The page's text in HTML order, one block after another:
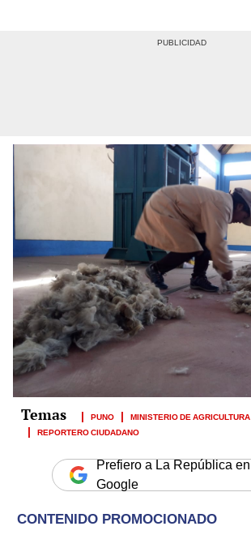
PUNO MINISTERIO DE AGRICULTURA
REPORTERO CIUDADANO
Prefiero a La República en
Google